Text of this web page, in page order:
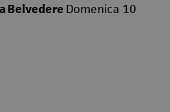
Belvedere Domenica 10